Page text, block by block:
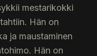
mestarikokki
Hän on
ja maustaminen
Hän on